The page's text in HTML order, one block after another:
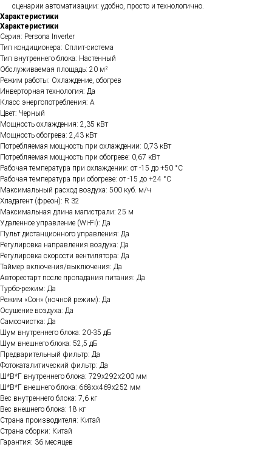
сценарии автоматизации: удобно, просто и технологично.
Характеристики
Характеристики
Серия: Persona Inverter
Тип кондиционера: Сплит-система
Тип внутреннего блока: Настенный
Обслуживаемая площадь: 20 м²
Режим работы: Охлаждение, обогрев
Инверторная технология: Да
Класс энергопотребления: A
Цвет: Черный
Мощность охлаждения: 2,35 кВт
Мощность обогрева: 2,43 кВт
Потребляемая мощность при охлаждении: 0,73 кВт
Потребляемая мощность при обогреве: 0,67 кВт
Рабочая температура при охлаждении: от -15 до +50 °C
Рабочая температура при обогреве: от -15 до +24 °C
Максимальный расход воздуха: 500 куб. м/ч
Хладагент (фреон): R 32
Максимальная длина магистрали: 25 м
Удаленное управление (Wi-Fi): Да
Пульт дистанционного управления: Да
Регулировка направления воздуха: Да
Регулировка скорости вентилятора: Да
Таймер включения/выключения: Да
Авторестарт после пропадания питания: Да
Турбо-режим: Да
Режим «Сон» (ночной режим): Да
Осушение воздуха: Да
Самоочистка: Да
Шум внутреннего блока: 20-35 дБ
Шум внешнего блока: 52,5 дБ
Предварительный фильтр: Да
Фотокаталитический фильтр: Да
Ш*В*Г внутреннего блока: 729х292х200 мм
Ш*В*Г внешнего блока: 668xх469х252 мм
Вес внутреннего блока: 7,6 кг
Вес внешнего блока: 18 кг
Страна производителя: Китай
Страна сборки: Китай
Гарантия: 36 месяцев